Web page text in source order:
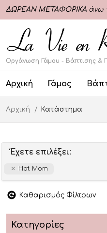
ΔΩΡΕΑΝ ΜΕΤΑΦΟΡΙΚΑ άνω
Οργάνωση Γάμου - Βάπτισης &
Αρχική Γάμος
Αρχική Κατάστημα
Έχετε επιλέξει:
Hot Mom
Καθαρισμός Φίλτρων
Κατηγορίες